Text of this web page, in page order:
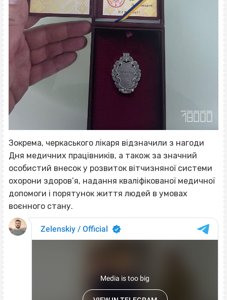
Зокрема, черкаського лікаря відзначили з нагоди
Дня медичних працівників, а також за значний
особистий внесок у розвиток вітчизняної системи
охорони здоров’я, надання кваліфікованої медичної
допомоги і порятунок життя людей в умовах
воєнного стану.